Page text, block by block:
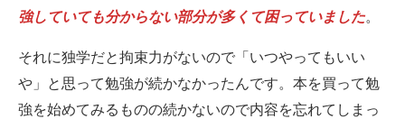
強していても分からない部分が多くて困っていました。
それに独学だと拘束力がないので「いつやってもいい
や」と思って勉強が続かなかったんです。本を買って勉
強を始めてみるものの続かないので内容を忘れてしまっ